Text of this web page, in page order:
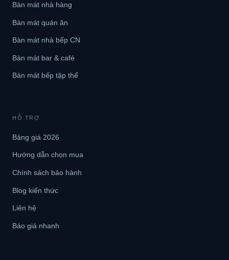
Bàn mát nhà hàng
Bàn mát quán ăn
Bàn mát nhà bếp CN
Bàn mát bar & café
Bàn mát bếp tập thể
HỖ TRỢ
Bảng giá 2026
Hướng dẫn chọn mua
Chính sách bảo hành
Blog kiến thức
Liên hệ
Báo giá nhanh